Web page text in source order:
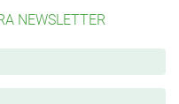
NEWSLETTER